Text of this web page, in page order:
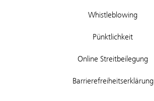
Whistleblowing
Pünktlichkeit
Online Streitbeilegung
Barrierefreiheitserklärung